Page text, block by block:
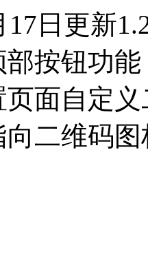
17日更新
部按钮功
面自定
二维码